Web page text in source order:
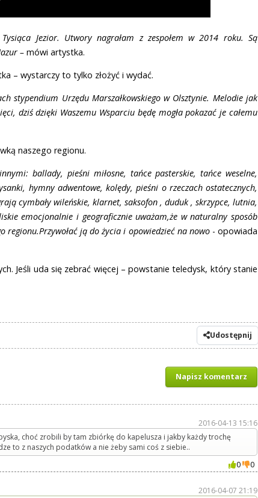
Jezior. Utwory nagrałam z zespołem w 2014 roku. Są
– mówi artystka.
– wystarczy to tylko złożyć i wydać.
stypendium Urzędu Marszałkowskiego w Olsztynie. Melodie jak
dziś dzięki Waszemu Wsparciu będę mogła pokazać je całemu
naszego regionu.
ballady, pieśni miłosne, tańce pasterskie, tańce weselne,
hymny adwentowe, kolędy, pieśni o rzeczach ostatecznych,
cymbały wileńskie, klarnet, saksofon , duduk , skrzypce, lutnia,
emocjonalnie i geograficznie uważam,że w naturalny sposób
ją do życia i opowiedzieć na nowo - opowiada
Jeśli uda się zebrać więcej – powstanie teledysk, który stanie
Udostępnij
Napisz komentarz
2016-04-13 15:16
choć zrobili by tam zbiórkę do kapelusza i jakby każdy trochę
to z naszych podatków a nie żeby sami coś z siebie..
0
0
2016-04-07 21:19